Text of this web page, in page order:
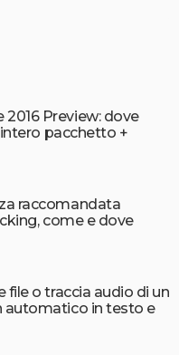
Preview: dove
pacchetto +
raccomandata
come e dove
file o traccia audio di un
automatico in testo e